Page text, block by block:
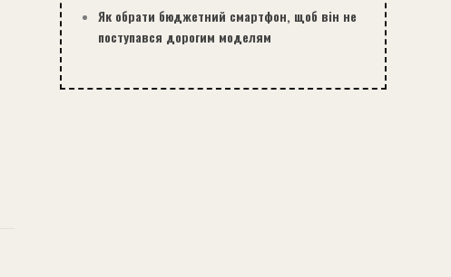
Як обрати бюджетний смартфон, щоб він не
поступався дорогим моделям